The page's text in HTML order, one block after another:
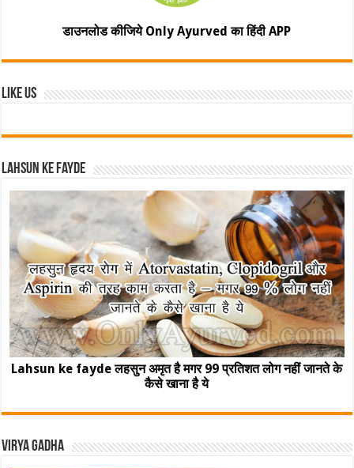
डाउनलोड कीजिये Only Ayurved का हिंदी APP
Like Us
Lahsun ke fayde
Lahsun ke fayde लहसुन अमृत है मगर 99 प्रतिशत लोग नहीं जानते के
कैसे खाना है ये
Virya Gadha